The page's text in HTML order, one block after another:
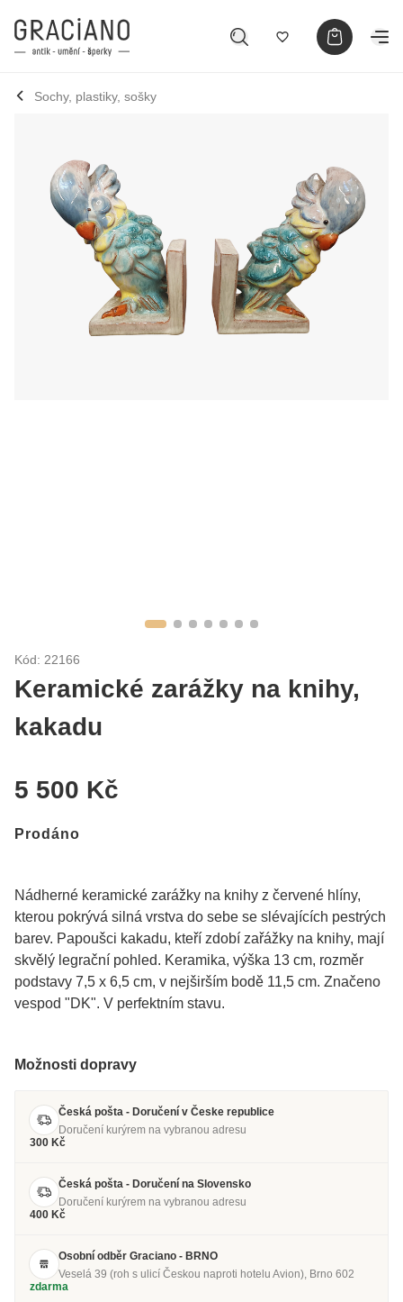
Sochy, plastiky, sošky
Kód: 22166
Keramické zarážky na knihy,
kakadu
5 500 Kč
Prodáno
Nádherné keramické zarážky na knihy z červené hlíny,
kterou pokrývá silná vrstva do sebe se slévajících pestrých
barev. Papoušci kakadu, kteří zdobí zařážky na knihy, mají
skvělý legrační pohled. Keramika, výška 13 cm, rozměr
podstavy 7,5 x 6,5 cm, v nejširším bodě 11,5 cm. Značeno
vespod "DK". V perfektním stavu.
Možnosti dopravy
Česká pošta - Doručení v Česke republice
Doručení kurýrem na vybranou adresu
300 Kč
Česká pošta - Doručení na Slovensko
Doručení kurýrem na vybranou adresu
400 Kč
Osobní odběr Graciano - BRNO
Veselá 39 (roh s ulicí Českou naproti hotelu Avion), Brno 602
zdarma